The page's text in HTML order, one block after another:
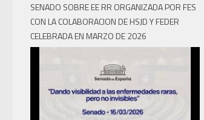
SENADO SOBRE EE RR ORGANIZADA POR FES
CON LA COLABORACION DE HSJD Y FEDER
CELEBRADA EN MARZO DE 2026